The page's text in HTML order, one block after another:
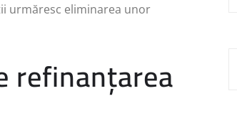
urmăresc eliminarea unor
refinanțarea